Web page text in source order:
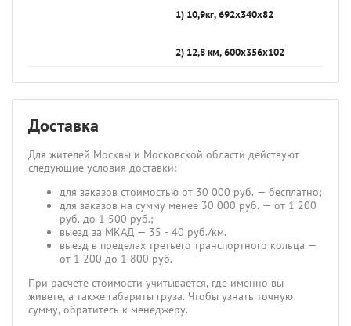
1) 10,9кг, 692х340х82
2) 12,8 км, 600х356х102
Доставка
Для жителей Москвы и Московской области действуют
следующие условия доставки:
для заказов стоимостью от 30 000 руб. — бесплатно;
для заказов на сумму менее 30 000 руб. — от 1 200
руб. до 1 500 руб.;
выезд за МКАД — 35 - 40 руб./км.
выезд в пределах третьего транспортного кольца —
от 1 200 до 1 800 руб.
При расчете стоимости учитывается, где именно вы
живете, а также габариты груза. Чтобы узнать точную
сумму, обратитесь к менеджеру.